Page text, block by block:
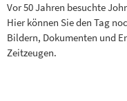
Vor 50 Jahren besuchte
Hier können Sie den Tag
Bildern, Dokumenten und
Zeitzeugen.